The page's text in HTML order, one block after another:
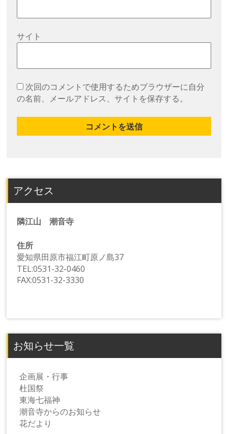
サイト
次回のコメントで使用するためブラウザーに自分
の名前、メールアドレス、サイトを保存する。
アクセス
隣江山 潮音寺
住所
愛知県田原市福江町原ノ島37
TEL:0531-32-0460
FAX:0531-32-3330
お知らせ一覧
企画展・行事
杜国祭
東海七福神
潮音寺からのお知らせ
花だより